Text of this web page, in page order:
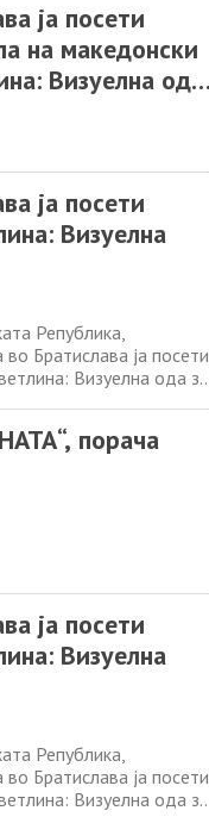
ја посети
на македонски
Визуелна ода
ја посети
Визуелна
Република,
Братислава ја посети
Визуелна ода за
писменост. Кураторот
порача
ја посети
Визуелна
Република,
Братислава ја посети
Визуелна ода за